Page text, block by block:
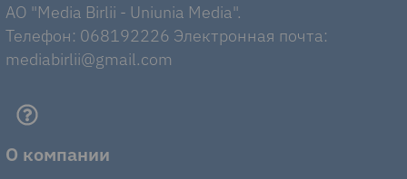
AO "Media Birlii - Uniunia Media".
Телефон: 068192226 Электронная почта:
mediabirlii@gmail.com
О компании